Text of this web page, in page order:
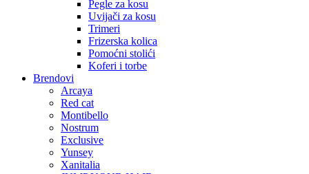
Pegle za kosu
Uvijači za kosu
Trimeri
Frizerska kolica
Pomoćni stolići
Koferi i torbe
Brendovi
Arcaya
Red cat
Montibello
Nostrum
Exclusive
Yunsey
Xanitalia